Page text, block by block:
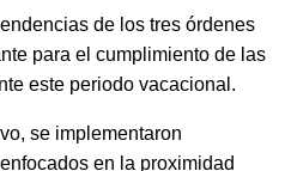
de los tres órdenes
para el cumplimiento de las
este periodo vacacional.
se implementaron
en la proximidad